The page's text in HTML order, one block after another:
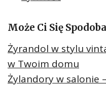
Może Ci Się
Żyrandol w stylu
w Twoim domu
Żylandory w salonie